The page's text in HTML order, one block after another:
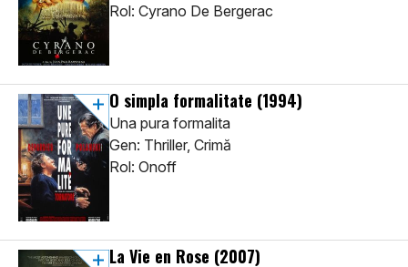
Rol: Cyrano De Bergerac
O simpla formalitate (1994)
Una pura formalita
Gen: Thriller, Crimă
Rol: Onoff
La Vie en Rose (2007)